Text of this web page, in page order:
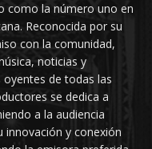
como la número uno en
Reconocida por su
con la comunidad,
noticias y
de todas las
se dedica a
a la audiencia
innovación y conexión